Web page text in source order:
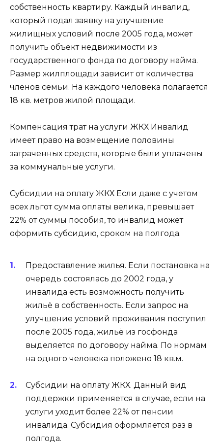
собственность квартиру. Каждый инвалид,
который подал заявку на улучшение
жилищных условий после 2005 года, может
получить объект недвижимости из
государственного фонда по договору найма.
Размер жилплощади зависит от количества
членов семьи. На каждого человека полагается
18 кв. метров жилой площади.
Компенсация трат на услуги ЖКХ Инвалид
имеет право на возмещение половины
затраченных средств, которые были уплачены
за коммунальные услуги.
Субсидии на оплату ЖКХ Если даже с учетом
всех льгот сумма оплаты велика, превышает
22% от суммы пособия, то инвалид может
оформить субсидию, сроком на полгода.
Предоставление жилья. Если постановка на
очередь состоялась до 2002 года, у
инвалида есть возможность получить
жильё в собственность. Если запрос на
улучшение условий проживания поступил
после 2005 года, жильё из госфонда
выделяется по договору найма. По нормам
на одного человека положено 18 кв.м.
Субсидии на оплату ЖКХ. Данный вид
поддержки применяется в случае, если на
услуги уходит более 22% от пенсии
инвалида. Субсидия оформляется раз в
полгода.